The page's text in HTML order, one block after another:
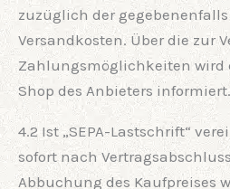
zuzüglich der
Versandkosten. Über die zur
Zahlungsmöglichkeiten wird
Shop des Anbieters informiert.
4.2 Ist „SEPA-Lastschrift“
sofort nach
Abbuchung des Kaufpreises